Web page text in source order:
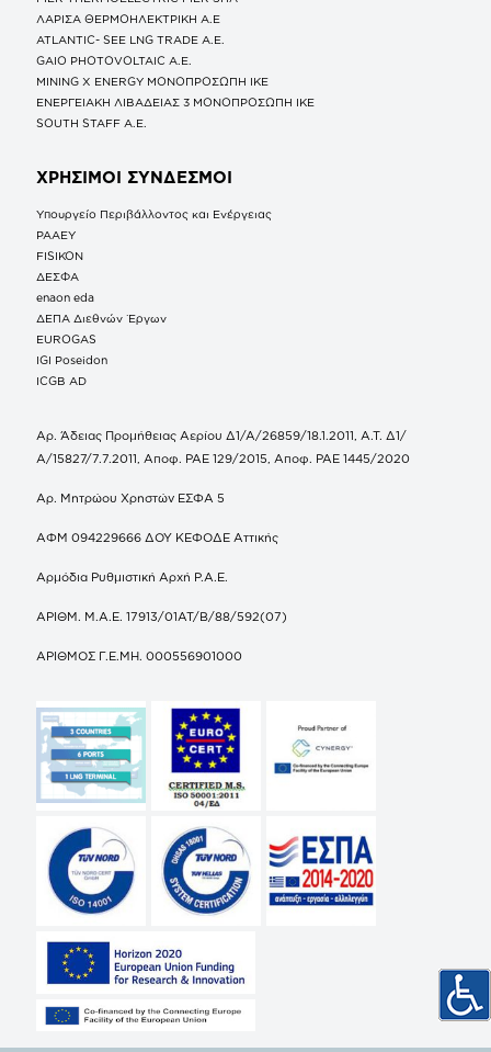
ΛΑΡΙΣΑ ΘΕΡΜΟΗΛΕΚΤΡΙΚΗ A.E
ATLANTIC- SEE LNG TRADE A.E.
GAIO PHOTOVOLTAIC Α.Ε.
MINING X ENERGY ΜΟΝΟΠΡΟΣΩΠΗ ΙΚΕ
ΕΝΕΡΓΕΙΑΚΗ ΛΙΒΑΔΕΙΑΣ 3 ΜΟΝΟΠΡΟΣΩΠΗ ΙΚΕ
SOUTH STAFF Α.Ε.
ΧΡΗΣΙΜΟΙ ΣΥΝΔΕΣΜΟΙ
Υπουργείο Περιβάλλοντος και Ενέργειας
ΡΑΑΕΥ
FISIKON
ΔΕΣΦΑ
enaon eda
ΔΕΠΑ Διεθνών Έργων
EUROGAS
IGI Poseidon
ICGB AD
Αρ. Άδειας Προμήθειας Αερίου Δ1/Α/26859/18.1.2011, Α.Τ. Δ1/
Α/15827/7.7.2011, Αποφ. ΡΑΕ 129/2015, Αποφ. ΡΑΕ 1445/2020
Αρ. Μητρώου Χρηστών ΕΣΦΑ 5
ΑΦΜ 094229666 ΔΟΥ ΚΕΦΟΔΕ Αττικής
Αρμόδια Ρυθμιστική Αρχή Ρ.Α.Ε.
ΑΡΙΘΜ. Μ.Α.Ε. 17913/01ΑΤ/Β/88/592(07)
ΑΡΙΘΜΟΣ Γ.Ε.ΜΗ. 000556901000